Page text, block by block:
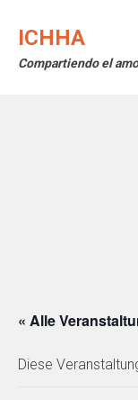
ICHHA
Compartiendo el
« Alle
Diese